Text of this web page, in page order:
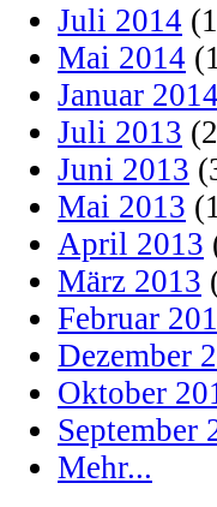
Juli 2014
Mai 2014
Januar 2014
Juli 2013
Juni 2013
Mai 2013
April 2013
März 2013
Februar
Dezember
Oktober
September
Mehr...